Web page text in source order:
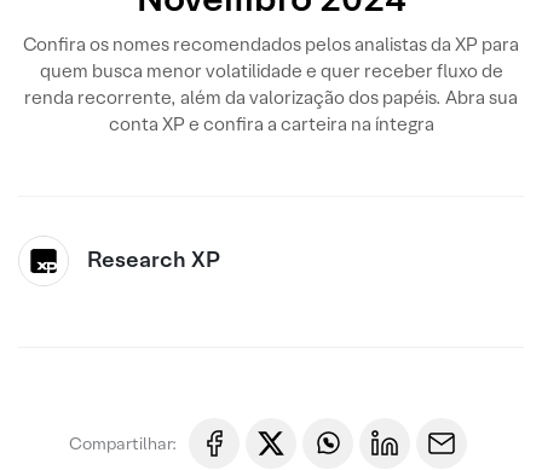
Confira os nomes recomendados pelos analistas da XP para
quem busca menor volatilidade e quer receber fluxo de
renda recorrente, além da valorização dos papéis. Abra sua
conta XP e confira a carteira na íntegra
Research XP
Compartilhar: